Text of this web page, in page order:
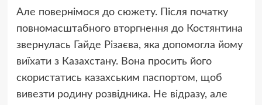
Але повернімося до сюжету. Після початку
повномасштабного вторгнення до Костянтина
звернулась Гайде Різаєва, яка допомогла йому
виїхати з Казахстану. Вона просить його
скористатись казахським паспортом, щоб
вивезти родину розвідника. Не відразу, але